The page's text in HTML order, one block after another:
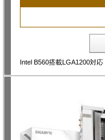
Intel B560搭載LGA1200対